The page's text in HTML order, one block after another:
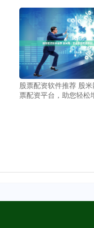
股票配资软件推荐 股
票配资平台，助您轻松